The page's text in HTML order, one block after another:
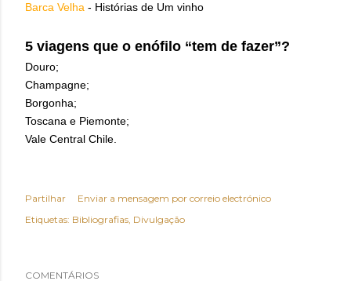
Barca Velha - Histórias de Um vinho
5 viagens que o enófilo “tem de fazer”?
Douro;
Champagne;
Borgonha;
Toscana e Piemonte;
Vale Central Chile.
Partilhar
Enviar a mensagem por correio electrónico
Etiquetas: Bibliografias Divulgação
COMENTÁRIOS